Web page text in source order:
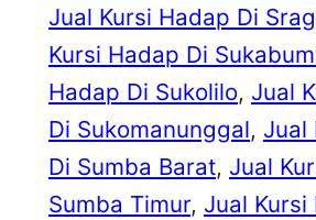
Jual Kursi Hadap Di
Kursi Hadap Di
Hadap Di Sukolilo, Jual
Di Sukomanunggal, Jual
Di Sumba Barat, Jual
Sumba Timur, Jual Kursi